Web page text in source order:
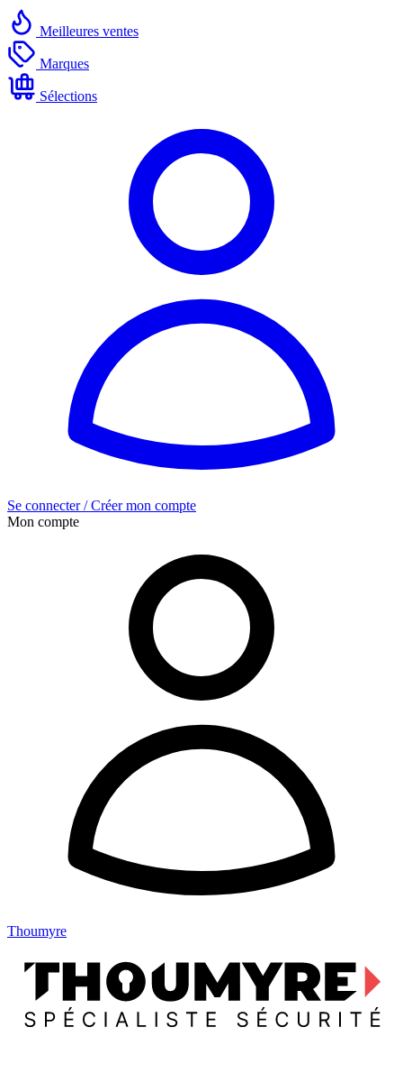
Meilleures ventes
Marques
Sélections
Se connecter / Créer mon compte
Mon compte
Thoumyre